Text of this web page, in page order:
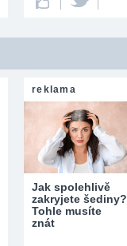
reklama
Jak spolehlivě
zakryjete šediny?
Tohle musíte
znát